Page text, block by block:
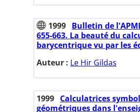
1999 Bulletin de
655-663. La beauté du
barycentrique vu par les
Auteur : Le Hir Gildas
1999 Calculatrices
géométriques dans